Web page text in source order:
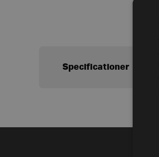
Specificationer